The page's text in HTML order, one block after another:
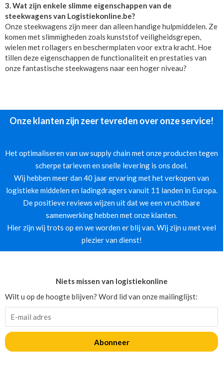
3. Wat zijn enkele slimme eigenschappen van de
steekwagens van Logistiekonline.be?
Onze steekwagens zijn meer dan alleen handige hulpmiddelen. Ze
komen met slimmigheden zoals kunststof veiligheidsgrepen,
wielen met rollagers en beschermplaten voor extra kracht. Hoe
tillen deze eigenschappen de functionaliteit en prestaties van
onze fantastische steekwagens naar een hoger niveau?
Onze klanten zijn zeer tevreden over onze service!
Het optimaliseren van uw supply chain met onze producten tegen
scherpe tarieven en snelle levering is ons doel.
Wij hebben meer dan 40 jaar ervaring met het verkopen van
logistieke middelen en ladingdragers vanuit 11 landen in Europa.
De positieve reviews wijzen uit dat we een vruchtbare
samenwerking hebben met onze klanten.
Hier zijn wij trots op en we worden er blij van. Wij zijn u met veel
plezier van dienst!
Niets missen van logistiekonline
Wilt u op de hoogte blijven? Word lid van onze mailinglijst:
Abonneer